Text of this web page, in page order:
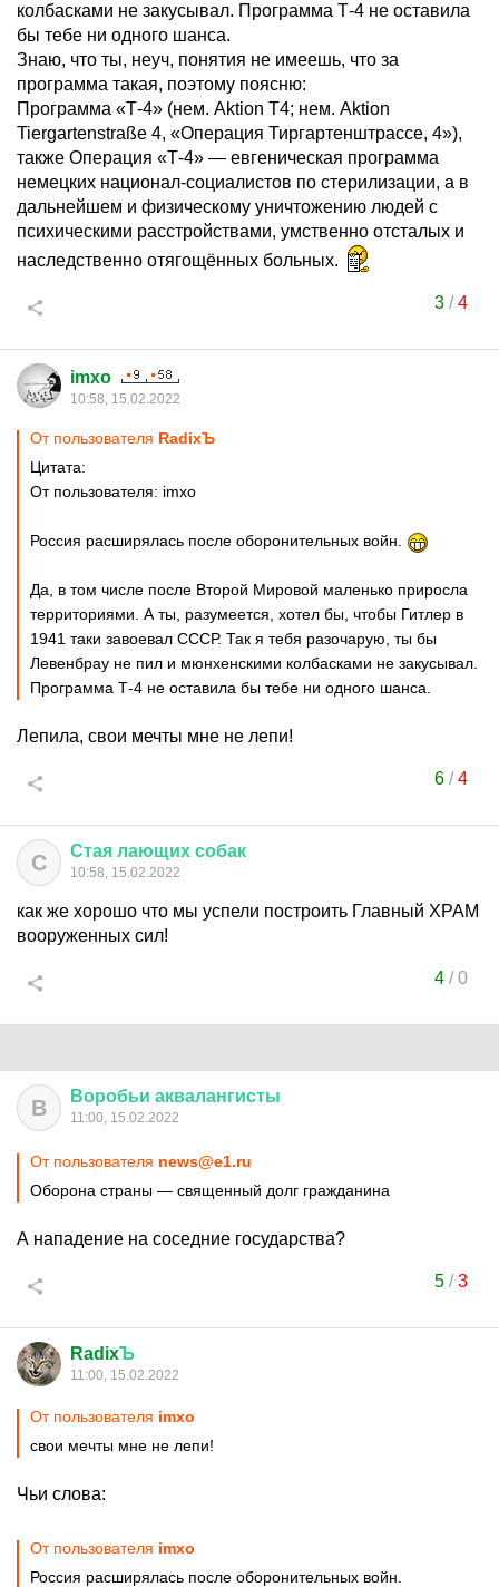
колбасками не закусывал. Программа Т-4 не оставила
бы тебе ни одного шанса.
Знаю, что ты, неуч, понятия не имеешь, что за
программа такая, поэтому поясню:
Программа «Т-4» (нем. Aktion T4; нем. Aktion
Tiergartenstraße 4, «Операция Тиргартенштрассе, 4»),
также Операция «Т-4» — евгеническая программа
немецких национал-социалистов по стерилизации, а в
дальнейшем и физическому уничтожению людей с
психическими расстройствами, умственно отсталых и
наследственно отягощённых больных.
3/4
imxo
10:58, 15.02.2022
От пользователя RadixЪ
Цитата:
От пользователя: imxo
Россия расширялась после оборонительных войн.
Да, в том числе после Второй Мировой маленько приросла
территориями. А ты, разумеется, хотел бы, чтобы Гитлер в
1941 таки завоевал СССР. Так я тебя разочарую, ты бы
Левенбрау не пил и мюнхенскими колбасками не закусывал.
Программа Т-4 не оставила бы тебе ни одного шанса.
Лепила, свои мечты мне не лепи!
6/4
С Стая лающих собак
10:58, 15.02.2022
как же хорошо что мы успели построить Главный ХРАМ
вооруженных сил!
4/0
В Воробьи аквалангисты
11:00, 15.02.2022
От пользователя news@e1.ru
Оборона страны — священный долг гражданина
А нападение на соседние государства?
5/3
RadixЪ
11:00, 15.02.2022
От пользователя imxo
свои мечты мне не лепи!
Чьи слова:
От пользователя imxo
Россия расширялась после оборонительных войн.